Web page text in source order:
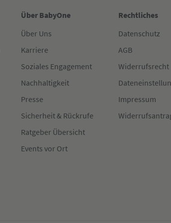
Über BabyOne
Über Uns
Karriere
Soziales Engagement
Nachhaltigkeit
Presse
Sicherheit & Rückrufe
Ratgeber Übersicht
Events vor Ort
Rechtliches
Datenschutz
AGB
Widerrufsrecht
Impressum